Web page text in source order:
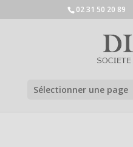
02 31 50 20 89
Sélectionner une page